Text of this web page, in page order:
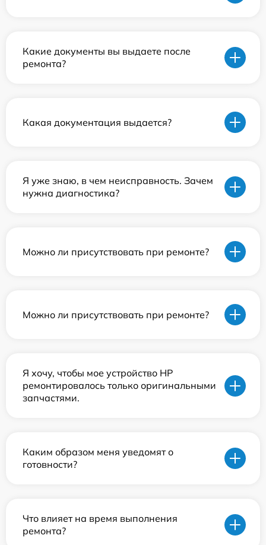
Какие документы вы выдаете после
ремонта?
Какая документация выдается?
Я уже знаю, в чем неисправность. Зачем
нужна диагностика?
Можно ли присутствовать при ремонте?
Можно ли присутствовать при ремонте?
Я хочу, чтобы мое устройство HP
ремонтировалось только оригинальными
запчастями.
Каким образом меня уведомят о
готовности?
Что влияет на время выполнения
ремонта?